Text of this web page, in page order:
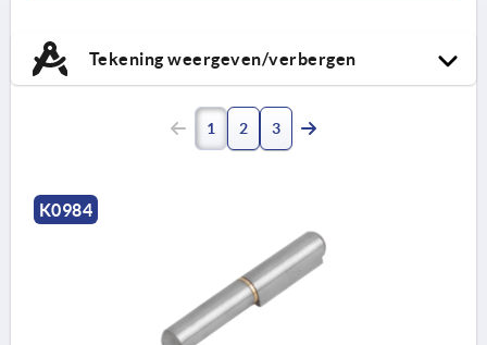
Tekening weergeven/verbergen
1 2 3
K0984